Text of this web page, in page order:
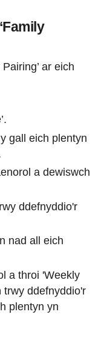
ar eich
gall eich plentyn
a dewiswch
ddefnyddio'r
nad all eich
a throi 'Weekly
trwy ddefnyddio'r
plentyn yn